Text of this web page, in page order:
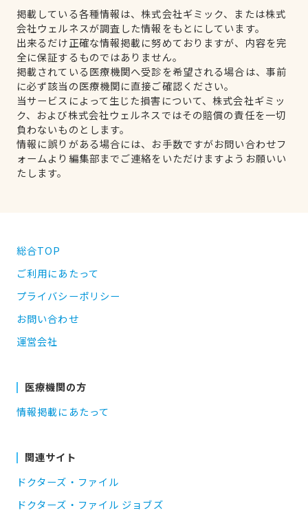
掲載している各種情報は、株式会社ギミック、または株式
会社ウェルネスが調査した情報をもとにしています。
出来るだけ正確な情報掲載に努めておりますが、内容を完
全に保証するものではありません。
掲載されている医療機関へ受診を希望される場合は、事前
に必ず該当の医療機関に直接ご確認ください。
当サービスによって生じた損害について、株式会社ギミッ
ク、および株式会社ウェルネスではその賠償の責任を一切
負わないものとします。
情報に誤りがある場合には、お手数ですがお問い合わせフ
ォームより編集部までご連絡をいただけますようお願いい
たします。
総合TOP
ご利用にあたって
プライバシーポリシー
お問い合わせ
運営会社
医療機関の方
情報掲載にあたって
関連サイト
ドクターズ・ファイル
ドクターズ・ファイル ジョブズ